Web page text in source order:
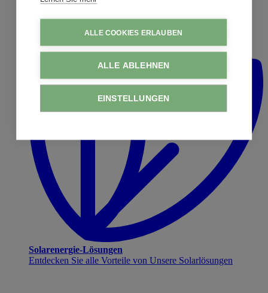
ALLE COOKIES ERLAUBEN
ALLE ABLEHNEN
EINSTELLUNGEN
Solarenergie-Lösungen
Entdecken Sie alle Vorteile von Unsere Solarlösungen